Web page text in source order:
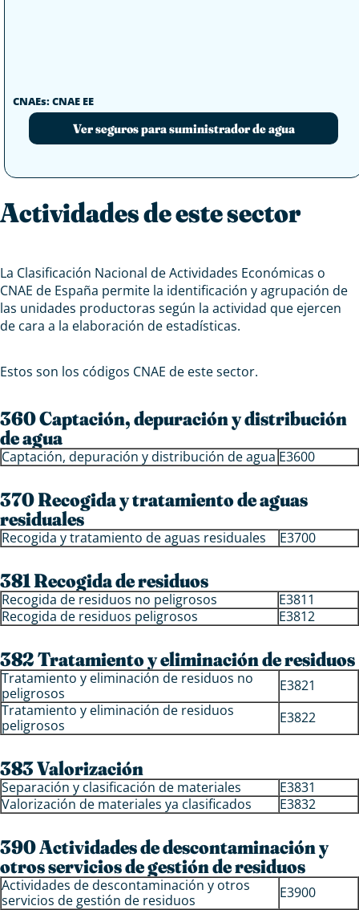
CNAEs: CNAE EE
Ver seguros para suministrador de agua
Actividades de este sector
La Clasificación Nacional de Actividades Económicas o
CNAE de España permite la identificación y agrupación de
las unidades productoras según la actividad que ejercen
de cara a la elaboración de estadísticas.
Estos son los códigos CNAE de este sector.
360 Captación, depuración y distribución
de agua
Captación, depuración y distribución de agua E3600
370 Recogida y tratamiento de aguas
residuales
Recogida y tratamiento de aguas residuales E3700
381 Recogida de residuos
Recogida de residuos no peligrosos
E3811
Recogida de residuos peligrosos
E3812
382 Tratamiento y eliminación de residuos
Tratamiento y eliminación de residuos no
peligrosos
E3821
Tratamiento y eliminación de residuos
peligrosos
E3822
383 Valorización
Separación y clasificación de materiales
E3831
Valorización de materiales ya clasificados
E3832
390 Actividades de descontaminación y
otros servicios de gestión de residuos
Actividades de descontaminación y otros
servicios de gestión de residuos
E3900